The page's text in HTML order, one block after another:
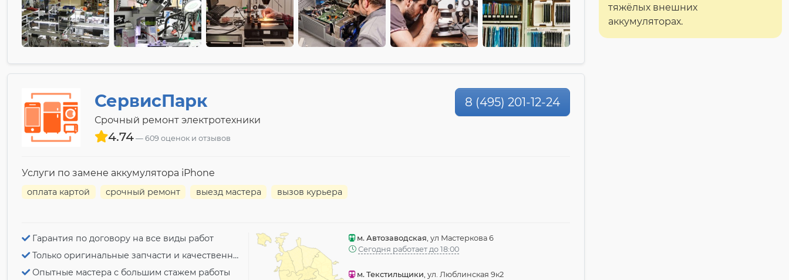
СервисПарк
Срочный ремонт электротехники
4.74 609 оценок и отзывов
8 (495) 201-12-24
Услуги по замене аккумулятора iPhone
оплата картой срочный ремонт выезд мастера вызов курьера
Гарантия по договору на все виды работ
Только оригинальные запчасти и качественный ремонт
Опытные мастера с большим стажем работы
м. Автозаводская, ул Мастеркова 6
Сегодня работает до 18:00
м. Текстильщики, ул. Люблинская 9к2
тяжёлых внешних
аккумуляторах.